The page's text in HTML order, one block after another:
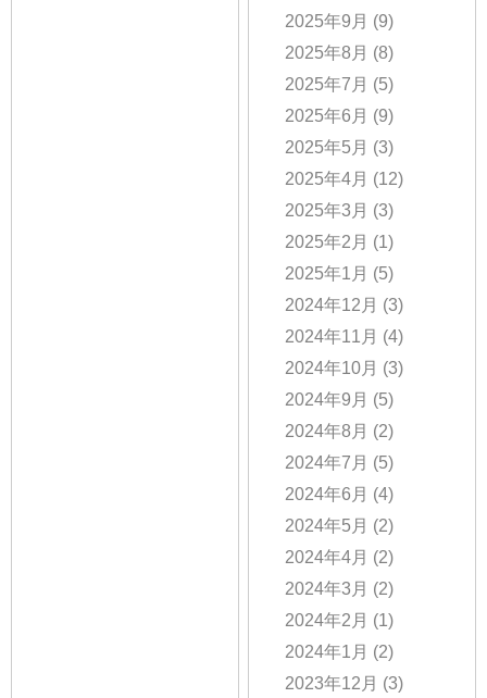
2025年9月 (9)
2025年8月 (8)
2025年7月 (5)
2025年6月 (9)
2025年5月 (3)
2025年4月 (12)
2025年3月 (3)
2025年2月 (1)
2025年1月 (5)
2024年12月 (3)
2024年11月 (4)
2024年10月 (3)
2024年9月 (5)
2024年8月 (2)
2024年7月 (5)
2024年6月 (4)
2024年5月 (2)
2024年4月 (2)
2024年3月 (2)
2024年2月 (1)
2024年1月 (2)
2023年12月 (3)